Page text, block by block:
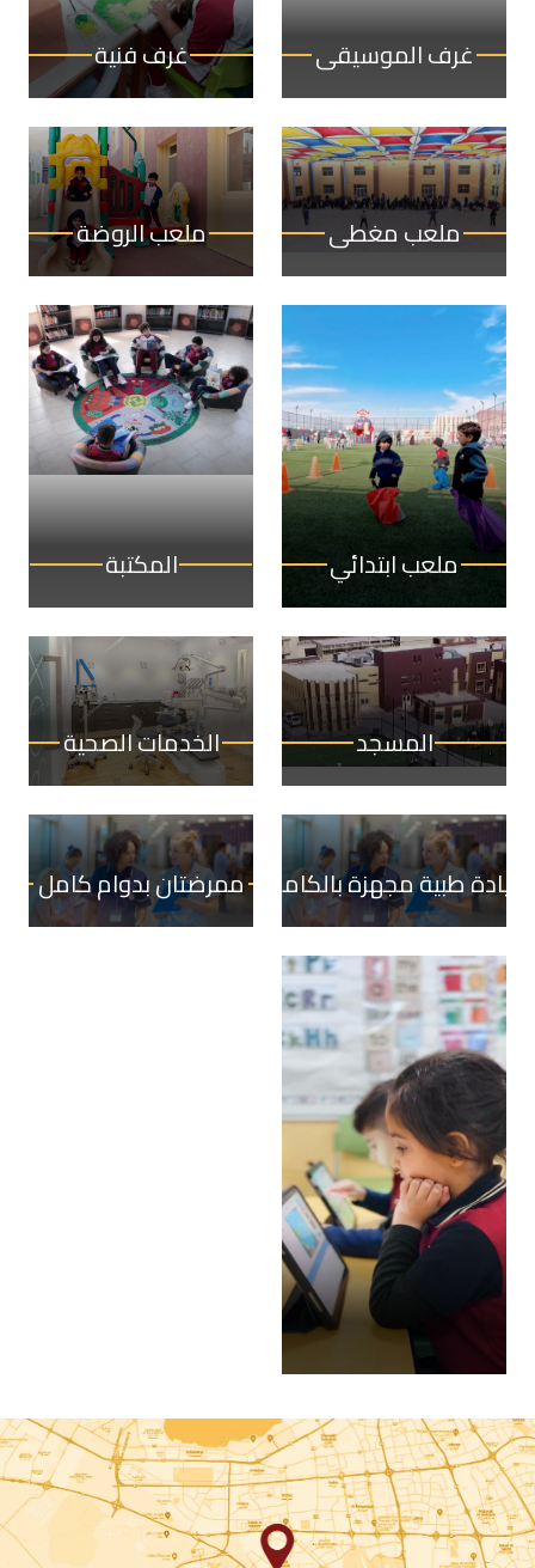
غرف الموسيقى غرف فنية
ملعب مغطى ملعب الروضة
ملعب ابتدائي المكتبة
المسجد الخدمات الصحية
عيادة طبية مجهزة بالكامل. ممرضتان بدوام كامل